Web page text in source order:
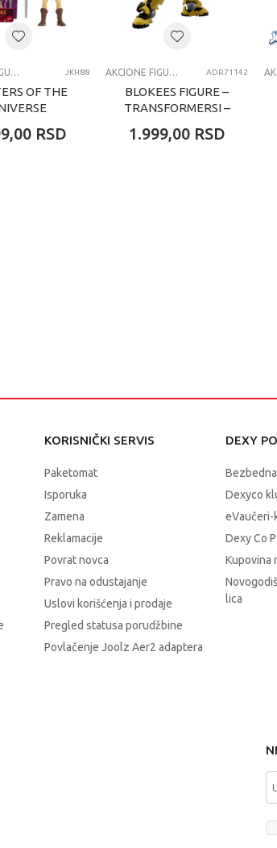
AKCIONE FIGURE I SETOVI JKH88
OF THE
RSD
AKCIONE FIGURE I SETOVI ADR71142
BLOKEES FIGURE –
TRANSFORMERSI –
BUMBLEBEE
1.999,00 RSD
KORISNIČKI SERVIS
Paketomat
Isporuka
Zamena
Reklamacije
Povrat novca
Pravo na odustajanje
Uslovi korišćenja i prodaje
Pregled statusa porudžbine
Povlačenje Joolz Aer2 adaptera
DEXY
Dexyco
Dexy Co
Kupovina
lica